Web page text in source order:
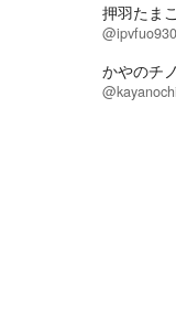
押羽たま
かやのチノ